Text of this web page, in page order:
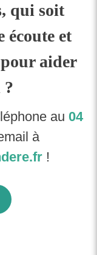
qui soit
écoute et
aider
?
au 04
à
!